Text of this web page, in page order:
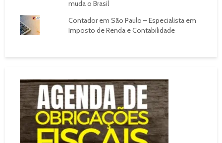
muda o Brasil
Contador em São Paulo – Especialista em
Imposto de Renda e Contabilidade